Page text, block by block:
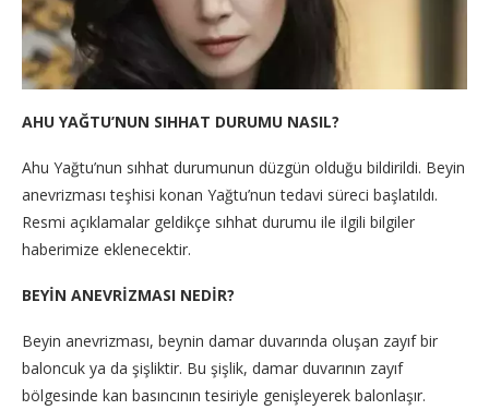
AHU YAĞTU’NUN SIHHAT DURUMU NASIL?
Ahu Yağtu’nun sıhhat durumunun düzgün olduğu bildirildi. Beyin
anevrizması teşhisi konan Yağtu’nun tedavi süreci başlatıldı.
Resmi açıklamalar geldikçe sıhhat durumu ile ilgili bilgiler
haberimize eklenecektir.
BEYİN ANEVRİZMASI NEDİR?
Beyin anevrizması, beynin damar duvarında oluşan zayıf bir
baloncuk ya da şişliktir. Bu şişlik, damar duvarının zayıf
bölgesinde kan basıncının tesiriyle genişleyerek balonlaşır.